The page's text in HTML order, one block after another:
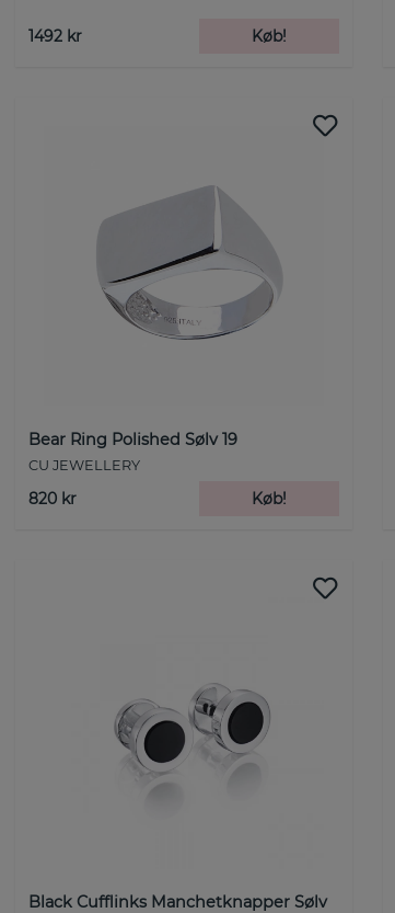
1492 kr Køb!
Bear Ring Polished Sølv 19
CU JEWELLERY
820 kr Køb!
Black Cufflinks Manchetknapper Sølv